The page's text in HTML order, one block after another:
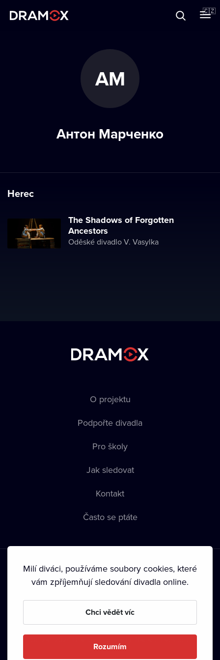
🇨🇿
АМ
Антон Марченко
Herec
The Shadows of Forgotten
Ancestors
Oděské divadlo V. Vasylka
O projektu
Podpořte divadla
Pro školy
Jak sledovat
Kontakt
Často se ptáte
Podmínky používání • Ochrana soukromí • Zásady používání
• Autorská práva•
Milí diváci, používáme soubory cookies, které
vám zpříjemňují sledování divadla online.
Chci vědět víc
Rozumím